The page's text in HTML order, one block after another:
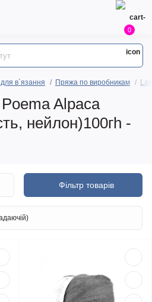
0
в`язання Пряжа по виробникам
Alpaca
нейлон)100гh -
Фільтр товарів